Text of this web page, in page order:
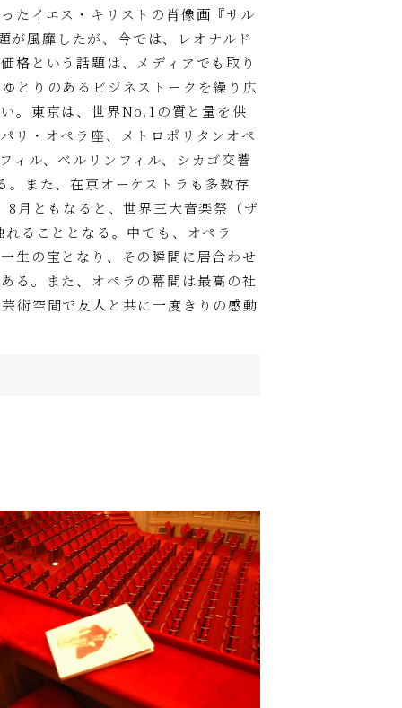
たイエス・キリストの肖像画『サル
風靡したが、今では、レオナルド
格という話題は、メディアでも取り
とりのあるビジネストークを繰り広
。東京は、世界No.1の質と量を供
リ・オペラ座、メトロポリタンオペ
ィル、ベルリンフィル、シカゴ交響
また、在京オーケストラも多数存
月ともなると、世界三大音楽祭（ザ
ることとなる。中でも、オペラ
生の宝となり、その瞬間に居合わせ
る。また、オペラの幕間は最高の社
術空間で友人と共に一度きりの感動